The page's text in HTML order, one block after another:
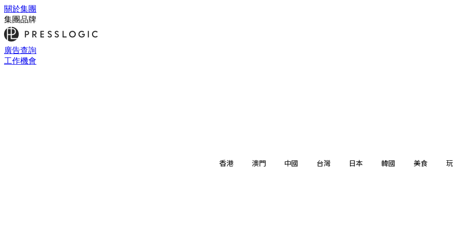
關於集團
集團品牌
廣告查詢
工作機會
香港 澳門 中國 台灣 日本 韓國 美食